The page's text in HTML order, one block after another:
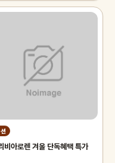
비아로렌 겨울 단독혜택 특가